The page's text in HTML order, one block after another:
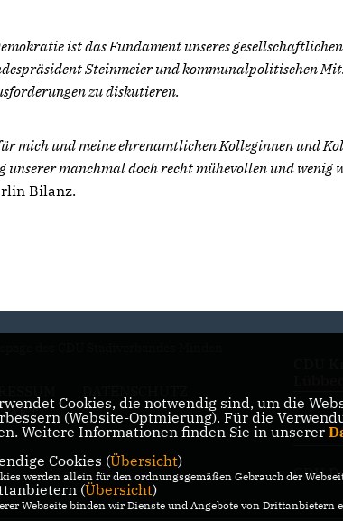
ist das Fundament unseres
Steinmeier und kommunalpolitischen
zu diskutieren.
mich und meine ehrenamtlichen Kolleginnen und
unserer manchmal doch recht mühevollen und wenig
Bilanz.
CDU
CDU
Cookies, die notwendig sind, um die
(Website-Optmierung). Für die
Weitere Informationen finden Sie in unserer
Cookies (Übersicht)
werden allein für den ordnungsgemäßen Gebrauch der
(Übersicht)
Webseite binden wir Dienste und Angebote von Drittanbietern